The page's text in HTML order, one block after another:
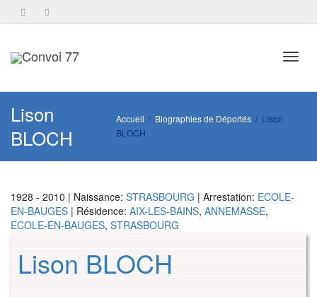
Lison
BLOCH
Accueil Biographies de Déportés
Lison
BLOCH
1928 - 2010 | Naissance: STRASBOURG | Arrestation: ECOLE-
EN-BAUGES | Résidence: AIX-LES-BAINS, ANNEMASSE,
ECOLE-EN-BAUGES, STRASBOURG
Lison BLOCH